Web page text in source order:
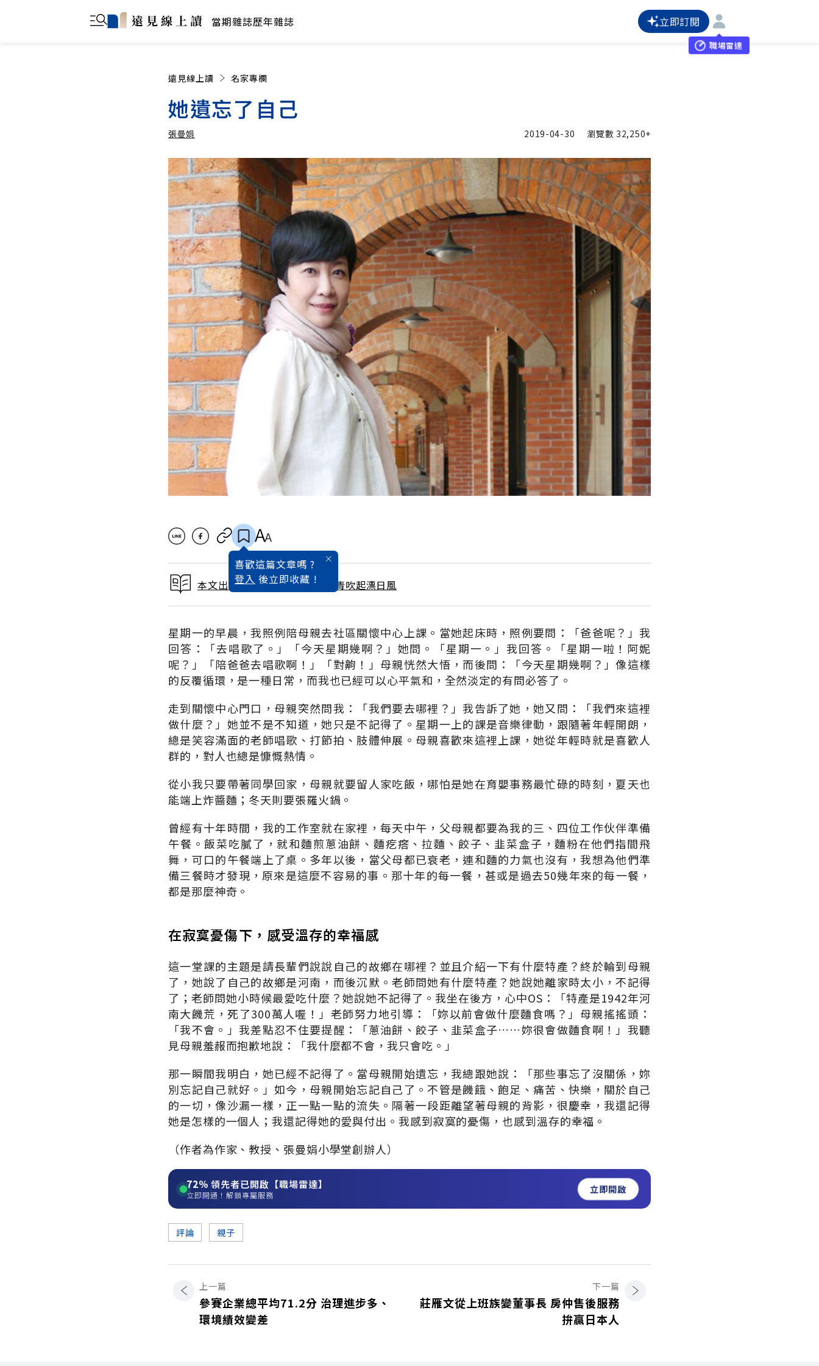
當期雜誌歷年雜誌 立即訂閱
職場雷達
遠見線上讀 名家專欄
她遺忘了自己
張曼娟
張曼娟 加入追蹤
2019-04-30 瀏覽數 32,250+
喜歡這篇文章嗎 ?
登入 後立即收藏 !
本文出自 2019 / 5月號雜誌 台青吹起漂日風
星期一的早晨，我照例陪母親去社區關懷中心上課。當她起床時，照例要問：「爸爸呢？」我
回答：「去唱歌了。」「今天星期幾啊？」她問。「星期一。」我回答。「星期一啦！阿妮
呢？」「陪爸爸去唱歌啊！」「對齁！」母親恍然大悟，而後問：「今天星期幾啊？」像這樣
的反覆循環，是一種日常，而我也已經可以心平氣和，全然淡定的有問必答了。
走到關懷中心門口，母親突然問我：「我們要去哪裡？」我告訴了她，她又問：「我們來這裡
做什麼？」她並不是不知道，她只是不記得了。星期一上的課是音樂律動，跟隨著年輕開朗，
總是笑容滿面的老師唱歌、打節拍、肢體伸展。母親喜歡來這裡上課，她從年輕時就是喜歡人
群的，對人也總是慷慨熱情。
從小我只要帶著同學回家，母親就要留人家吃飯，哪怕是她在育嬰事務最忙碌的時刻，夏天也
能端上炸醬麵；冬天則要張羅火鍋。
曾經有十年時間，我的工作室就在家裡，每天中午，父母親都要為我的三、四位工作伙伴準備
午餐。飯菜吃膩了，就和麵煎蔥油餅、麵疙瘩、拉麵、餃子、韭菜盒子，麵粉在他們指間飛
舞，可口的午餐端上了桌。多年以後，當父母都已衰老，連和麵的力氣也沒有，我想為他們準
備三餐時才發現，原來是這麼不容易的事。那十年的每一餐，甚或是過去50幾年來的每一餐，
都是那麼神奇。
在寂寞憂傷下，感受溫存的幸福感
這一堂課的主題是請長輩們說說自己的故鄉在哪裡？並且介紹一下有什麼特產？終於輪到母親
了，她說了自己的故鄉是河南，而後沉默。老師問她有什麼特產？她說她離家時太小，不記得
了；老師問她小時候最愛吃什麼？她說她不記得了。我坐在後方，心中OS：「特產是1942年河
南大饑荒，死了300萬人喔！」老師努力地引導：「妳以前會做什麼麵食嗎？」母親搖搖頭：
「我不會。」我差點忍不住要提醒：「蔥油餅、餃子、韭菜盒子……妳很會做麵食啊！」我聽
見母親羞赧而抱歉地說：「我什麼都不會，我只會吃。」
那一瞬間我明白，她已經不記得了。當母親開始遺忘，我總跟她說：「那些事忘了沒關係，妳
別忘記自己就好。」如今，母親開始忘記自己了。不管是饑餓、飽足、痛苦、快樂，關於自己
的一切，像沙漏一樣，正一點一點的流失。隔著一段距離望著母親的背影，很慶幸，我還記得
她是怎樣的一個人；我還記得她的愛與付出。我感到寂寞的憂傷，也感到溫存的幸福。
（作者為作家、教授、張曼娟小學堂創辦人）
72% 領先者已開啟【職場雷達】
立即開通！解鎖專屬服務 立即開啟
評論 親子
上一篇
參賽企業總平均71.2分 治理進步多、
環境績效變差
下一篇
莊雁文從上班族變董事長 房仲售後服務
拚贏日本人